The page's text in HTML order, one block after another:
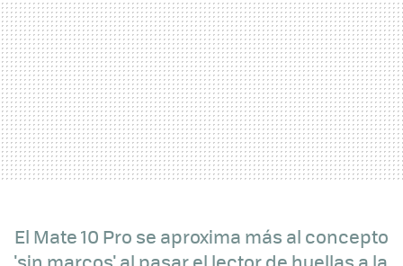
El Mate 10 Pro se aproxima más al concepto